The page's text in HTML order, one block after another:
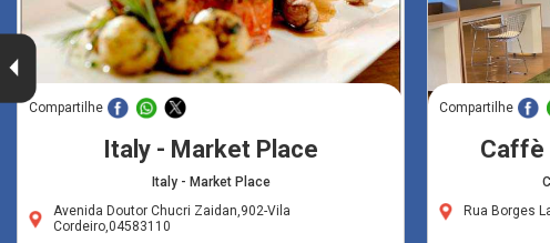
Compartilhe
Italy - Market Place
Italy - Market Place
Avenida Doutor Chucri Zaidan,902-Vila
Cordeiro,04583110
Compartilhe
Caffè
Rua Borges